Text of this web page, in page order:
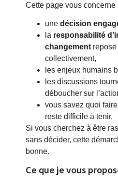
Cette page vous concerne
une décision
la responsabilité
changementrepose
collectivement,
les enjeux humains
les discussions
déboucher sur
vous savez quoi
reste difficile à tenir.
Si vous cherchez à être
sans décider, cette
bonne.
Ce que je vous